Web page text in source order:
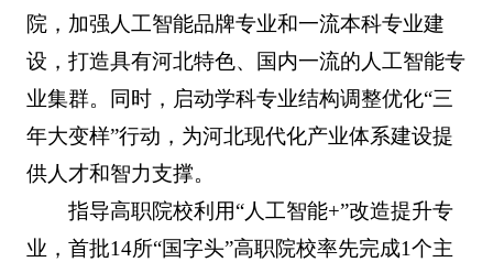
院，加强人工智能品牌专业和一流本科专业建
设，打造具有河北特色、国内一流的人工智能专
业集群。同时，启动学科专业结构调整优化“三
年大变样”行动，为河北现代化产业体系建设提
供人才和智力支撑。
指导高职院校利用“人工智能+”改造提升专
业，首批14所“国字头”高职院校率先完成1个主